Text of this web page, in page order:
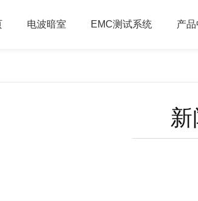
电波暗室 EMC测试系统 产